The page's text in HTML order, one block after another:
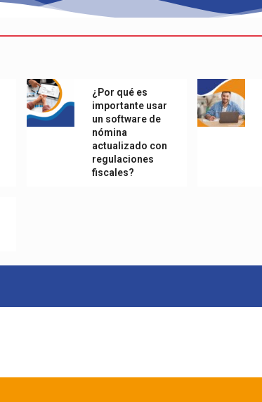
¿Por qué es
importante usar
un software de
nómina
actualizado con
regulaciones
fiscales?